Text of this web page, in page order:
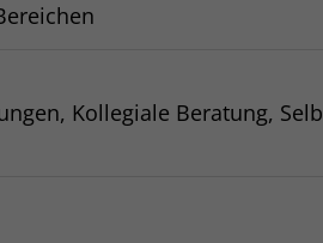
Kollegiale Beratung,